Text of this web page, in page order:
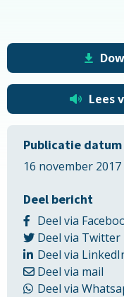
Lees
Publicatie datum
16 november 2017
Deel bericht
Deel via
Deel via Twitter
Deel via
Deel via mail
via
Deel via